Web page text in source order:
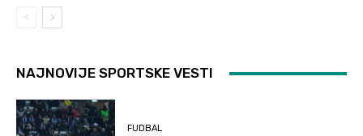
NAJNOVIJE SPORTSKE VESTI
FUDBAL